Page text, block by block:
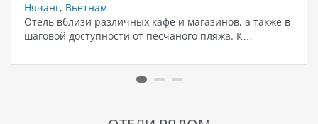
Нячанг, Вьетнам
Отель вблизи различных кафе и магазинов, а также в
шаговой доступности от песчаного пляжа. К…